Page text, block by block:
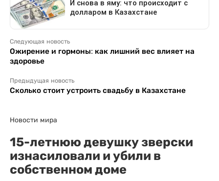
Следующая новость
Ожирение и гормоны: как лишний вес влияет на
здоровье
Предыдущая новость
Сколько стоит устроить свадьбу в Казахстане
Новости мира
15-летнюю девушку зверски
изнасиловали и убили в
собственном доме